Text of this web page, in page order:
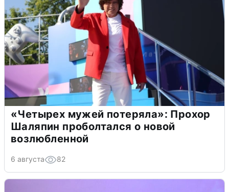
«Четырех мужей потеряла»: Прохор
Шаляпин проболтался о новой
возлюбленной
6 августа 82